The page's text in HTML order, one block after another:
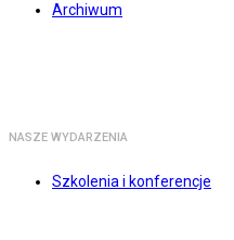
Archiwum
NASZE WYDARZENIA
Szkolenia i konferencje